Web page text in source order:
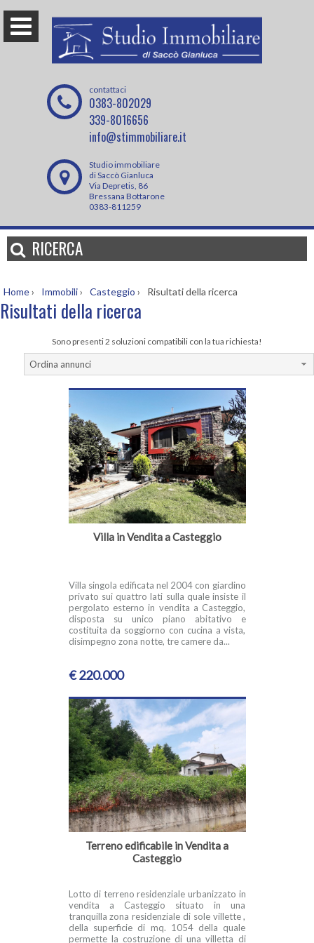
contattaci
0383-802029
339-8016656
info@stimmobiliare.it
Studio immobiliare
di Saccò Gianluca
Via Depretis, 86
Bressana Bottarone
0383-811259
RICERCA
Home› Immobili› Casteggio › Risultati della ricerca
Risultati della ricerca
Sono presenti 2 soluzioni compatibili con la tua richiesta!
Ordina annunci
Villa in Vendita a Casteggio
Villa singola edificata nel 2004 con giardino
privato sui quattro lati sulla quale insiste il
pergolato esterno in vendita a Casteggio,
disposta su unico piano abitativo e
costituita da soggiorno con cucina a vista,
disimpegno zona notte, tre camere da...
€ 220.000
Terreno edificabile in Vendita a
Casteggio
Lotto di terreno residenziale urbanizzato in
vendita a Casteggio situato in una
tranquilla zona residenziale di sole villette ,
della superficie di mq. 1054 della quale
permette la costruzione di una villetta di